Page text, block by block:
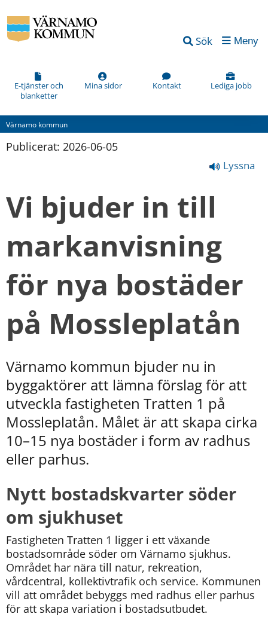
Sök Meny
E-tjänster och
blanketter
Mina sidor Kontakt Lediga jobb
Värnamo kommun
Publicerat: 2026-06-05
Lyssna
Vi bjuder in till
markanvisning
för nya bostäder
på Mossleplatån
Värnamo kommun bjuder nu in
byggaktörer att lämna förslag för att
utveckla fastigheten Tratten 1 på
Mossleplatån. Målet är att skapa cirka
10–15 nya bostäder i form av radhus
eller parhus.
Nytt bostadskvarter söder
om sjukhuset
Fastigheten Tratten 1 ligger i ett växande
bostadsområde söder om Värnamo sjukhus.
Området har nära till natur, rekreation,
vårdcentral, kollektivtrafik och service. Kommunen
vill att området bebyggs med radhus eller parhus
för att skapa variation i bostadsutbudet.